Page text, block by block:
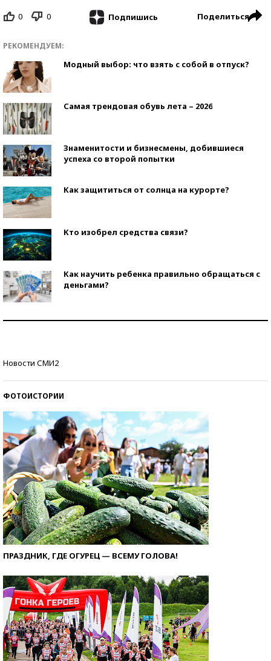
0 0 Подпишись Поделиться
РЕКОМЕНДУЕМ:
Модный выбор: что взять с собой в отпуск?
Самая трендовая обувь лета – 2026
Знаменитости и бизнесмены, добившиеся
успеха со второй попытки
Как защититься от солнца на курорте?
Кто изобрел средства связи?
Как научить ребенка правильно обращаться с
деньгами?
Новости СМИ2
ФОТОИСТОРИИ
ПРАЗДНИК, ГДЕ ОГУРЕЦ — ВСЕМУ ГОЛОВА!